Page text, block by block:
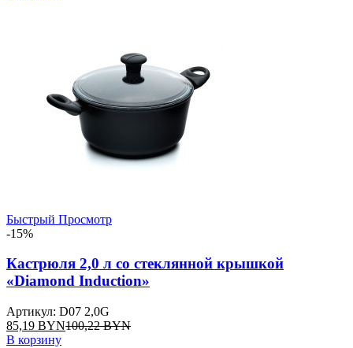
Быстрый Просмотр
-15%
Кастрюля 2,0 л со стеклянной крышкой
«Diamond Induction»
Артикул: D07 2,0G
85,19 BYN100,22BYN
В корзину